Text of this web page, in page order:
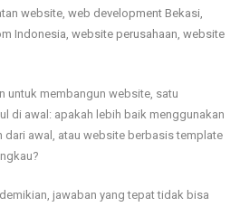
website ,web development Bekasi
Indonesia ,website perusahaan ,website
untuk membangun website, satu
di awal: apakah lebih baik menggunakan
awal, atau website berbasis template
jawaban yang tepat tidak bisa